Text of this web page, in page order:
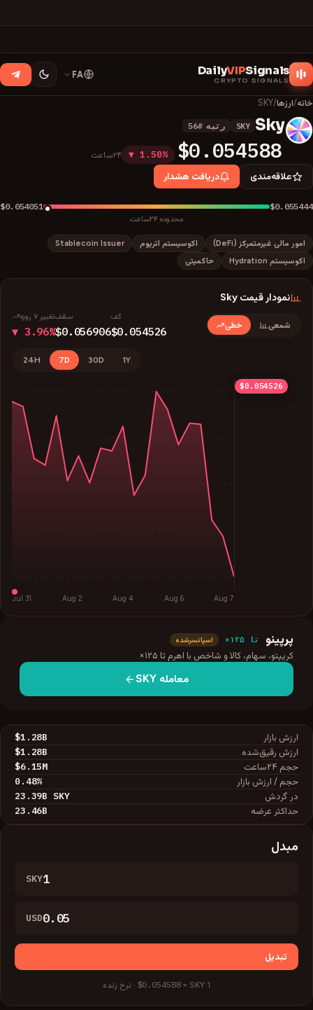
DailyVIPSignals
CRYPTO SIGNALS
FA
خانه/ارزها/
SKY
S
Sky
SKY رتبه#
56
$0.054588
▼ 1.50% ۲۴ساعت
علاقه‌مندی دریافت هشدار
$0.054051 $0.055444
محدوده ۲۴ساعت
امور مالی غیرمتمرکز (DeFi) اکوسیستم اتریوم
Stablecoin Issuer
اکوسیستم Hydration
حاکمیتی
نمودار قیمت Sky
تغییر ۷ روزه
▼ 3.96%
سقف
$0.056906
کف
$0.054526 خطی شمعی
24H 7D 30D 1Y
$0.056906
$0.056311
$0.055716
$0.055121
$0.054526
Jul 31 Aug 2 Aug 4 Aug 6 Aug 7
پرپینو تا ۱۲۵× اسپانسرشده
کریپتو، سهام، کالا و شاخص با اهرم تا ۱۲۵×.
معامله SKY
ارزش بازار $1.28B
ارزش رقیق‌شده $1.28B
حجم ۲۴ساعت $6.15M
حجم / ارزش بازار 0.48%
در گردش 23.39B SKY
حداکثر عرضه 23.46B
مبدل
SKY
USD
تبدیل
1
SKY
=
$0.054588
· نرخ زنده